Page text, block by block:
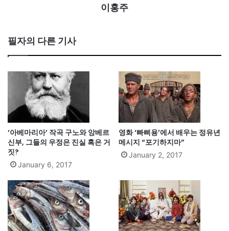
이홍주
필자의 다른 기사
‘아베마리아’ 작곡 구노와 앙베르
신부, 그들의 우정은 진실 혹은 거
짓?
January 6, 2017
영화 ‘빠삐용’에서 배우는 정유년
메시지 “포기하지마”
January 2, 2017